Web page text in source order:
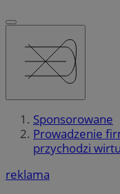
Sponsorowane
Prowadzenie
przychodzi
reklama